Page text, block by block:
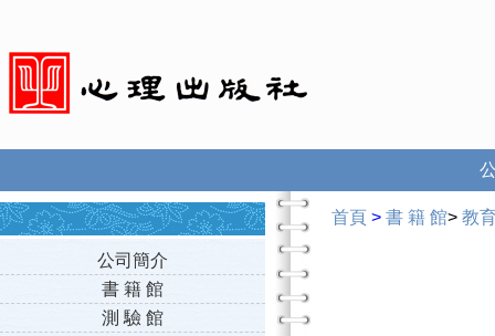
公司簡介
書 籍 館
測 驗 館
首頁 > 書 籍 館> 教